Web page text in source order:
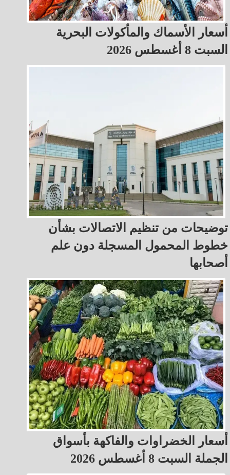
أسعار الأسماك والمأكولات البحرية
السبت 8 أغسطس 2026
توضيحات من تنظيم الاتصالات بشأن
خطوط المحمول المسجلة دون علم
أصحابها
أسعار الخضراوات والفاكهة بأسواق
الجملة السبت 8 أغسطس 2026